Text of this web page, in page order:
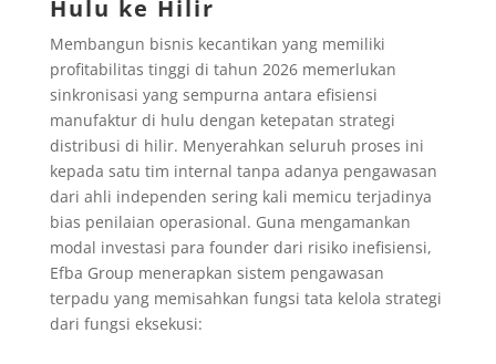
Hulu ke Hilir
Membangun bisnis kecantikan yang memiliki
profitabilitas tinggi di tahun 2026 memerlukan
sinkronisasi yang sempurna antara efisiensi
manufaktur di hulu dengan ketepatan strategi
distribusi di hilir. Menyerahkan seluruh proses ini
kepada satu tim internal tanpa adanya pengawasan
dari ahli independen sering kali memicu terjadinya
bias penilaian operasional. Guna mengamankan
modal investasi para founder dari risiko inefisiensi,
Efba Group menerapkan sistem pengawasan
terpadu yang memisahkan fungsi tata kelola strategi
dari fungsi eksekusi: